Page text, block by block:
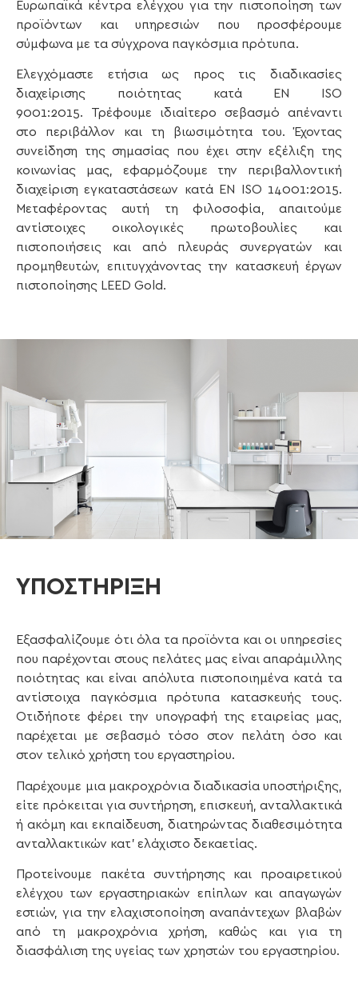
Ευρωπαϊκά κέντρα ελέγχου για την πιστοποίηση των
προϊόντων και υπηρεσιών που προσφέρουμε
σύμφωνα με τα σύγχρονα παγκόσμια πρότυπα.
Ελεγχόμαστε ετήσια ως προς τις διαδικασίες
διαχείρισης ποιότητας κατά EN ISO
9001:2015. Τρέφουμε ιδιαίτερο σεβασμό απέναντι
στο περιβάλλον και τη βιωσιμότητα του. Έχοντας
συνείδηση της σημασίας που έχει στην εξέλιξη της
κοινωνίας μας, εφαρμόζουμε την περιβαλλοντική
διαχείριση εγκαταστάσεων κατά EN ISO 14001:2015.
Μεταφέροντας αυτή τη φιλοσοφία, απαιτούμε
αντίστοιχες οικολογικές πρωτοβουλίες και
πιστοποιήσεις και από πλευράς συνεργατών και
προμηθευτών, επιτυγχάνοντας την κατασκευή έργων
πιστοποίησης LEED Gold.
ΥΠΟΣΤΗΡΙΞΗ
Εξασφαλίζουμε ότι όλα τα προϊόντα και οι υπηρεσίες
που παρέχονται στους πελάτες μας είναι απαράμιλλης
ποιότητας και είναι απόλυτα πιστοποιημένα κατά τα
αντίστοιχα παγκόσμια πρότυπα κατασκευής τους.
Οτιδήποτε φέρει την υπογραφή της εταιρείας μας,
παρέχεται με σεβασμό τόσο στον πελάτη όσο και
στον τελικό χρήστη του εργαστηρίου.
Παρέχουμε μια μακροχρόνια διαδικασία υποστήριξης,
είτε πρόκειται για συντήρηση, επισκευή, ανταλλακτικά
ή ακόμη και εκπαίδευση, διατηρώντας διαθεσιμότητα
ανταλλακτικών κατ’ ελάχιστο δεκαετίας.
Προτείνουμε πακέτα συντήρησης και προαιρετικού
ελέγχου των εργαστηριακών επίπλων και απαγωγών
εστιών, για την ελαχιστοποίηση αναπάντεχων βλαβών
από τη μακροχρόνια χρήση, καθώς και για τη
διασφάλιση της υγείας των χρηστών του εργαστηρίου.